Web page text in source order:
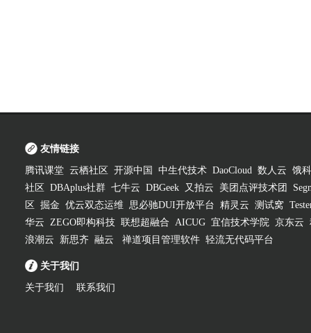
友情链接
腾讯课堂 云栖社区 开源中国 中生代技术 DaoCloud 数人云 饿
社区
DBAplus社群 七牛云 DBGeek 又拍云 美团点评技术团
区
掘金 优云双态运维 思必驰DUI开放平台 精灵云 测试窝
华云 ZEGO即构科技 联想超融合 AICUG 宜信技术学院 京东云
浪潮云
新思齐 融云 禅道项目管理软件 轻流无代码平台
关于我们
关于我们 联系我们